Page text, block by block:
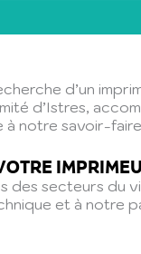
d’un
d’Istres,
notre savoir-
des secteurs du
et à notre